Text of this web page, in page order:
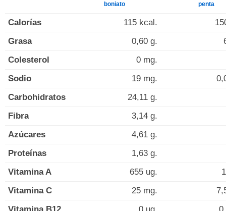
boniato penta
Calorías 115 kcal.
Grasa
0,60 g.
Colesterol
0 mg.
Sodio
19 mg.
Carbohidratos
24,11 g.
Fibra
3,14 g.
Azúcares
4,61 g.
Proteínas
1,63 g.
Vitamina A
655 ug.
Vitamina C
25 mg.